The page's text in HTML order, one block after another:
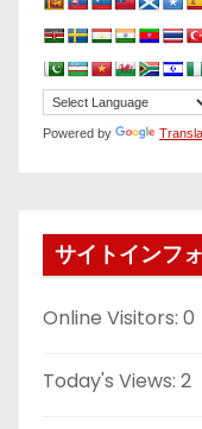
Powered by
サイトインフ
Online Visitors: 0
Today's Views: 2